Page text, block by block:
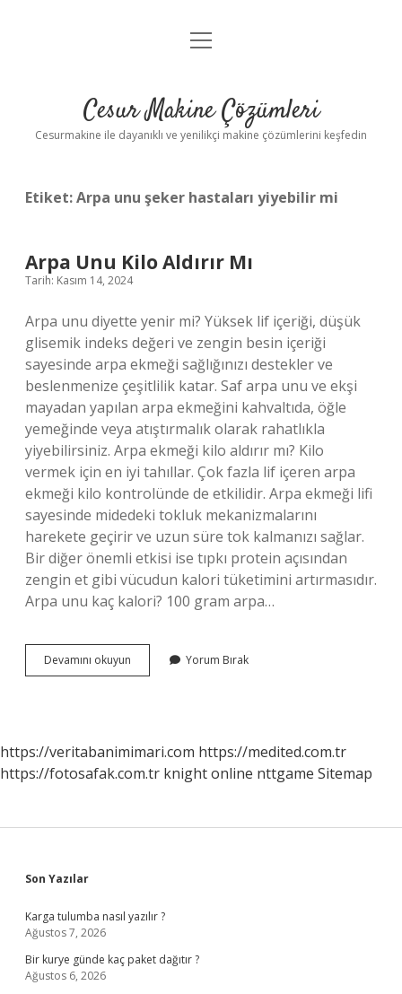
Anasayfa
Yasal Uyarı
menüyü
Cesur Makine Çözümleri
Cesurmakine ile dayanıklı ve yenilikçi makine çözümlerini keşfedin
Etiket:Arpa unu şeker hastaları yiyebilir mi
Arpa Unu Kilo Aldırır Mı
Tarih: Kasım 14, 2024
Arpa unu diyette yenir mi? Yüksek lif içeriği, düşük
glisemik indeks değeri ve zengin besin içeriği
sayesinde arpa ekmeği sağlığınızı destekler ve
beslenmenize çeşitlilik katar. Saf arpa unu ve ekşi
mayadan yapılan arpa ekmeğini kahvaltıda, öğle
yemeğinde veya atıştırmalık olarak rahatlıkla
yiyebilirsiniz. Arpa ekmeği kilo aldırır mı? Kilo
vermek için en iyi tahıllar. Çok fazla lif içeren arpa
ekmeği kilo kontrolünde de etkilidir. Arpa ekmeği lifi
sayesinde midedeki tokluk mekanizmalarını
harekete geçirir ve uzun süre tok kalmanızı sağlar.
Bir diğer önemli etkisi ise tıpkı protein açısından
zengin et gibi vücudun kalori tüketimini artırmasıdır.
Arpa unu kaç kalori? 100 gram arpa…
Devamını okuyun
Unu
Yorum Bırak
https://veritabanimimari.com https://medited.com.tr
https://fotosafak.com.tr knight online nttgame Sitemap
Sidebar
Son Yazılar
Karga tulumba nasıl yazılır ?
Ağustos 7, 2026
Bir kurye günde kaç paket dağıtır ?
Ağustos 6, 2026